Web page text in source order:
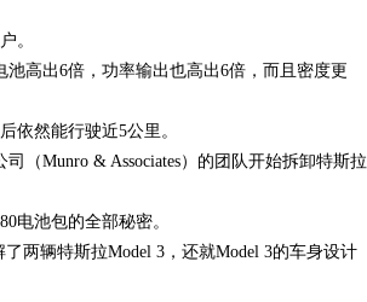
。
高出6倍，功率输出也高出6倍，而且密度更
依然能行驶近5公里。
（Munro & Associates）的团队开始拆卸特斯拉
电池包的全部秘密。
两辆特斯拉Model 3，还就Model 3的车身设计